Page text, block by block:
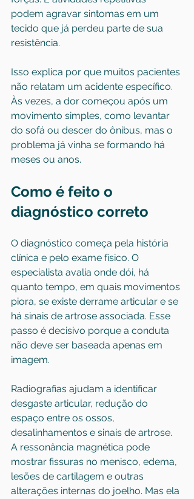
podem agravar sintomas em um
tecido que já perdeu parte de sua
resistência.
Isso explica por que muitos pacientes
não relatam um acidente específico.
Às vezes, a dor começou após um
movimento simples, como levantar
do sofá ou descer do ônibus, mas o
problema já vinha se formando há
meses ou anos.
Como é feito o
diagnóstico correto
O diagnóstico começa pela história
clínica e pelo exame físico. O
especialista avalia onde dói, há
quanto tempo, em quais movimentos
piora, se existe derrame articular e se
há sinais de artrose associada. Esse
passo é decisivo porque a conduta
não deve ser baseada apenas em
imagem.
Radiografias ajudam a identificar
desgaste articular, redução do
espaço entre os ossos,
desalinhamentos e sinais de artrose.
A ressonância magnética pode
mostrar fissuras no menisco, edema,
lesões de cartilagem e outras
alterações internas do joelho. Mas ela